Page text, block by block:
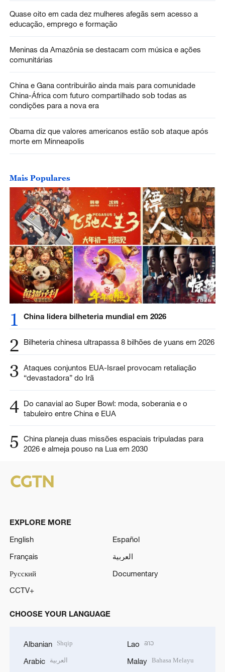
Quase oito em cada dez mulheres afegãs sem acesso a
educação, emprego e formação
Meninas da Amazônia se destacam com música e ações
comunitárias
China e Gana contribuirão ainda mais para comunidade
China-África com futuro compartilhado sob todas as
condições para a nova era
Obama diz que valores americanos estão sob ataque após
morte em Minneapolis
Mais Populares
1 China lidera bilheteria mundial em 2026
2 Bilheteria chinesa ultrapassa 8 bilhões de yuans em 2026
3 Ataques conjuntos EUA-Israel provocam retaliação
“devastadora” do Irã
4 Do canavial ao Super Bowl: moda, soberania e o
tabuleiro entre China e EUA
5
China planeja duas missões espaciais tripuladas para
2026 e almeja pouso na Lua em 2030
EXPLORE MORE
English
Español
Français
العربية
Русский
Documentary
CCTV+
CHOOSE YOUR LANGUAGE
Albanian Shqip
Arabic العربية
Lao ລາວ
Malay Bahasa Melayu